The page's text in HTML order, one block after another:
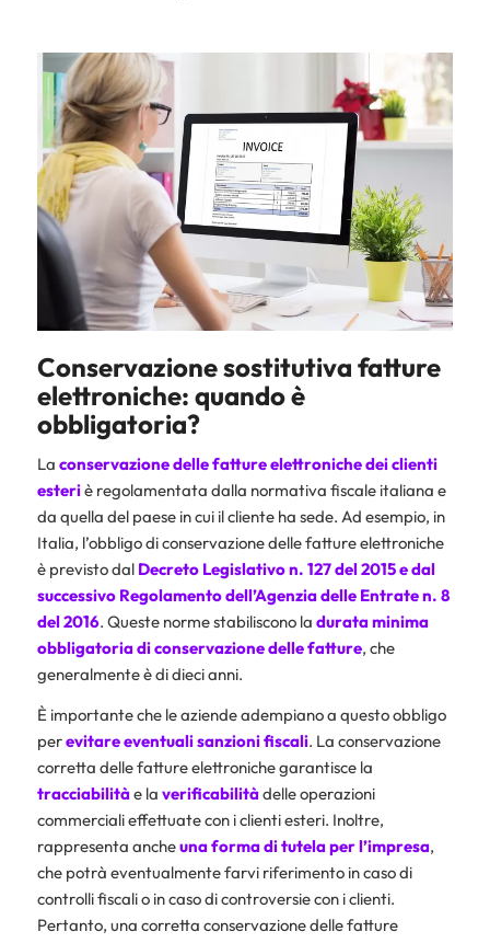
Conservazione sostitutiva fatture
elettroniche: quando è
obbligatoria?
La conservazione delle fatture elettroniche dei clienti
esteriè regolamentata dalla normativa fiscale italiana e
da quella del paese in cui il cliente ha sede. Ad esempio, in
Italia, l’obbligo di conservazione delle fatture elettroniche
è previsto dal Decreto Legislativo n. 127 del 2015 e dal
successivo Regolamento dell’Agenzia delle Entrate n. 8
del 2016. Queste norme stabiliscono la durata minima
obbligatoria di conservazione delle fatture, che
generalmente è di dieci anni.
È importante che le aziende adempiano a questo obbligo
perevitare eventuali sanzioni fiscali. La conservazione
corretta delle fatture elettroniche garantisce la
tracciabilitàe la verificabilitàdelle operazioni
commerciali effettuate con i clienti esteri. Inoltre,
rappresenta ancheuna forma di tutela per l’impresa,
che potrà eventualmente farvi riferimento in caso di
controlli fiscali o in caso di controversie con i clienti.
Pertanto, una corretta conservazione delle fatture